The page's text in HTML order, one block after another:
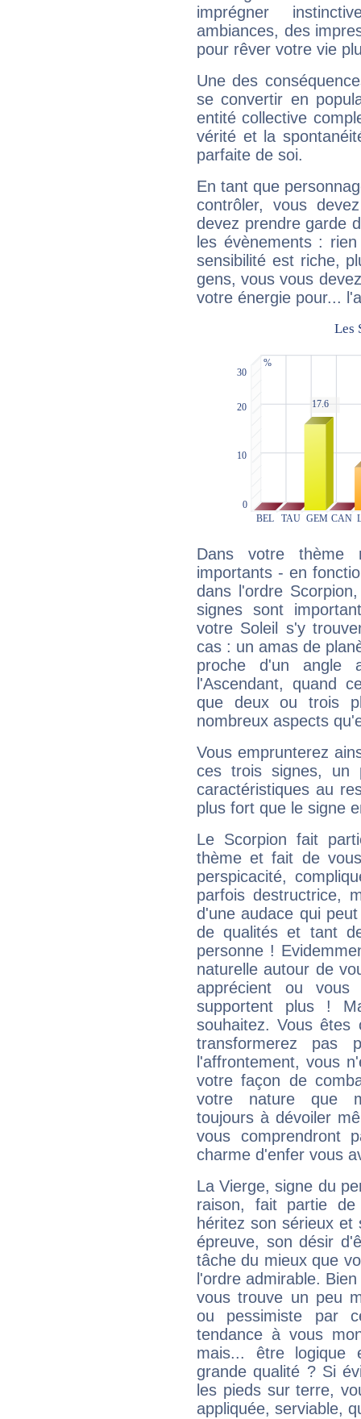
imprégner
ambiances, des
pour rêver votre vie
Une des
se convertir en
entité collective
vérité et la
parfaite de soi.
En tant que
contrôler, vous
devez prendre garde
les évènements :
sensibilité est riche,
gens, vous vous
votre énergie pour...
Dans votre thème
importants - en
dans l'ordre
signes sont
votre Soleil s'y
cas : un amas de
proche d'un
l'Ascendant, quand
que deux ou trois
nombreux aspects
Vous emprunterez
ces trois signes, un
caractéristiques au
plus fort que le signe
Le Scorpion fait
thème et fait de
perspicacité,
parfois destructrice,
d'une audace qui
de qualités et tant
personne !
naturelle autour de
apprécient ou
supportent plus !
souhaitez. Vous
transformerez pas
l'affrontement, vous
votre façon de
votre nature que
toujours à dévoiler
vous comprendront
charme d'enfer vous
La Vierge, signe du
raison, fait partie
héritez son sérieux
épreuve, son désir
tâche du mieux que
l'ordre admirable.
vous trouve un peu
ou pessimiste par
tendance à vous
mais... être logique
grande qualité ? Si
les pieds sur terre,
appliquée, serviable,